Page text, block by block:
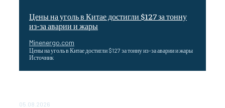
Цены на уголь в Китае достигли $127 за тонну
из-за аварии и жары
Minenergo.com
Цены на уголь в Китае достигли $127 за тонну из-за аварии и жары
Источник
05.08.2026